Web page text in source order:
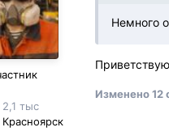
2,1 тыс
Красноярск
Немного
Изменено12